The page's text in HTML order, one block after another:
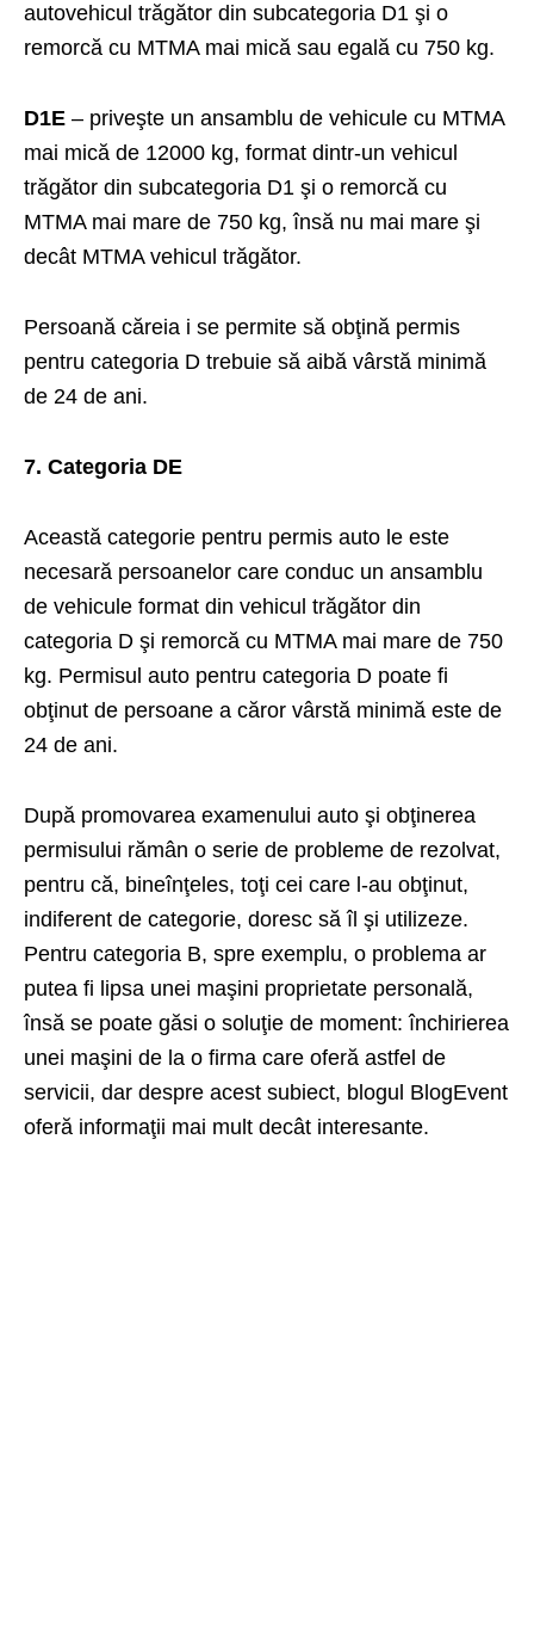
autovehicul trăgător din subcategoria D1 şi o
remorcă cu MTMA mai mică sau egală cu 750 kg.
D1E – priveşte un ansamblu de vehicule cu MTMA
mai mică de 12000 kg, format dintr-un vehicul
trăgător din subcategoria D1 şi o remorcă cu
MTMA mai mare de 750 kg, însă nu mai mare şi
decât MTMA vehicul trăgător.
Persoană căreia i se permite să obţină permis
pentru categoria D trebuie să aibă vârstă minimă
de 24 de ani.
7. Categoria DE
Această categorie pentru permis auto le este
necesară persoanelor care conduc un ansamblu
de vehicule format din vehicul trăgător din
categoria D şi remorcă cu MTMA mai mare de 750
kg. Permisul auto pentru categoria D poate fi
obţinut de persoane a căror vârstă minimă este de
24 de ani.
După promovarea examenului auto şi obţinerea
permisului rămân o serie de probleme de rezolvat,
pentru că, bineînţeles, toţi cei care l-au obţinut,
indiferent de categorie, doresc să îl şi utilizeze.
Pentru categoria B, spre exemplu, o problema ar
putea fi lipsa unei maşini proprietate personală,
însă se poate găsi o soluţie de moment: închirierea
unei maşini de la o firma care oferă astfel de
servicii, dar despre acest subiect, blogul BlogEvent
oferă informaţii mai mult decât interesante.